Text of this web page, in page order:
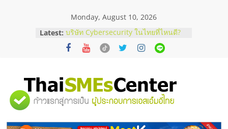
Monday, August 10, 2026
Latest: บริษัท Cybersecurity ในไทยที่ไหนดี?
วิธีเลือกผู้ให้บริการให้คุ้มค่าและตอบ
โจทย์ธุรกิจ
สัมมนาออนไลน์ โอกาสบริหารสถานี
บริการน้ำมัน Shell
สัมมนาลงทุน แฟรนไชส์ยอนนี่
ไชส์ ครั้งที่ 8
"ศูนย์